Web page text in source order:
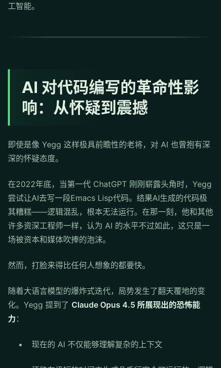
工智能。
AI 对代码编写的革命性影
响：从怀疑到震撼
即使是像 Yegg 这样极具前瞻性的老将，对 AI 也曾抱有深
深的怀疑态度。
在2022年底，当第一代 ChatGPT 刚刚崭露头角时，Yegg
尝试让AI去写一段Emacs Lisp代码。结果AI生成的代码极
其糟糕——逻辑混乱，根本无法运行。在那一刻，他和其他
许多资深工程师一样，认为 AI 的水平不过如此，这只是一
场被资本和媒体吹捧的泡沫。
然而，打脸来得比任何人想象的都要快。
随着大语言模型的爆炸式迭代，局势发生了翻天覆地的变
化。Yegg 提到了 Claude Opus 4.5 所展现出的恐怖能
力 ：
现在的 AI 不仅能够理解复杂的上下文